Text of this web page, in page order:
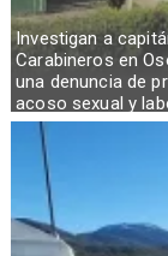
Investigan a
Carabineros en
una denuncia de
acoso sexual y